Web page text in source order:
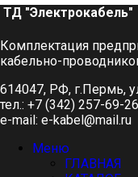
ТД "Электрокабель"​
Комплектация
кабельно-
614047, РФ, г.Пермь,
тел.: +7 (342) 257-69-
e-mail: e-kabel@mail.ru
Меню
ГЛАВНАЯ